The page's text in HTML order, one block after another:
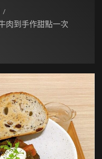
肉到手作甜點一次